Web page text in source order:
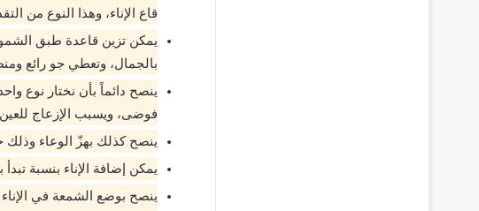
قاع الإناء، وهذا النوع من
يمكن تزين قاعدة طبق
بالجمال، وتعطي جو رائع
ينصح دائماً بأن نختار نوع
فوضى، ويسبب الإزعاج
ينصح كذلك بهزّ الوعاء وذلك
يمكن إضافة الإناء بنسبة تبدأ بـ 50 ولا تزيد عن 75%، ويمكن وضع بعض الورود المجففة فوق الماء بعد
ينصح بوضع الشمعة في